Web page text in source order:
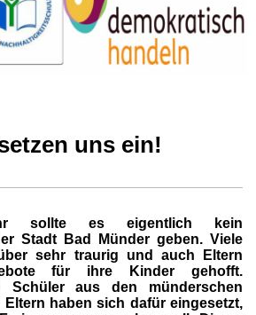
uns ein!
sollte es eigentlich kein
Stadt Bad Münder geben. Viele
sehr traurig und auch Eltern
für ihre Kinder gehofft.
Schüler aus den münderschen
haben sich dafür eingesetzt,